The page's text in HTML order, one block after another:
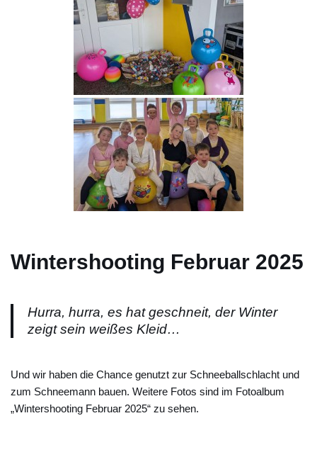
Wintershooting Februar 2025
Hurra, hurra, es hat geschneit, der Winter
zeigt sein weißes Kleid…
Und wir haben die Chance genutzt zur Schneeballschlacht und
zum Schneemann bauen. Weitere Fotos sind im Fotoalbum
„Wintershooting Februar 2025“ zu sehen.